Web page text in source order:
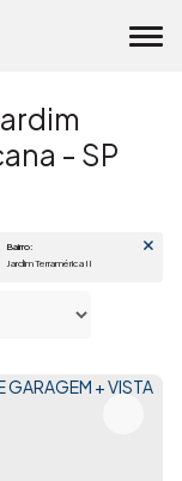
- SP